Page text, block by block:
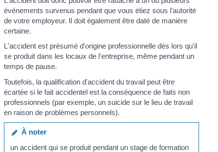
événements survenus pendant que vous étiez sous l'autorité
de votre employeur. Il doit également être daté de manière
certaine.
L'accident est présumé d'origine professionnelle dès lors qu'il
se produit dans les locaux de l'entreprise, même pendant un
temps de pause.
Toutefois, la qualification d'accident du travail peut être
écartée si le fait accidentel est la conséquence de faits non
professionnels (par exemple, un suicide sur le lieu de travail
en raison de problèmes personnels).
À noter
un accident qui se produit pendant un stage de formation